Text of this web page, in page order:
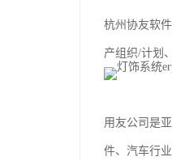
杭州协友软
产组织/计划
用友公司是
件、汽车行